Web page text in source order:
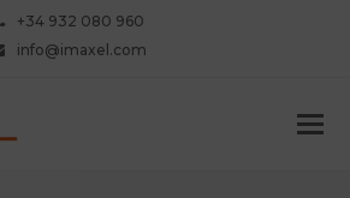
+34 932 080 960
info@imaxel.com